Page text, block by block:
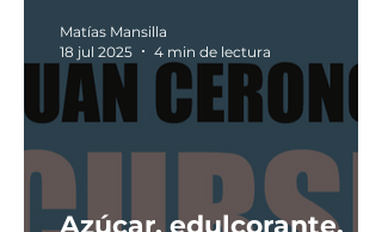
Azúcar, edulcorante,
Matías Mansilla
18 jul 2025
4 min de lectura